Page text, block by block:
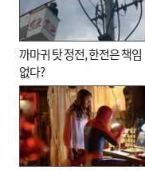
까마귀 탓 정전, 한전은 책임
없다?